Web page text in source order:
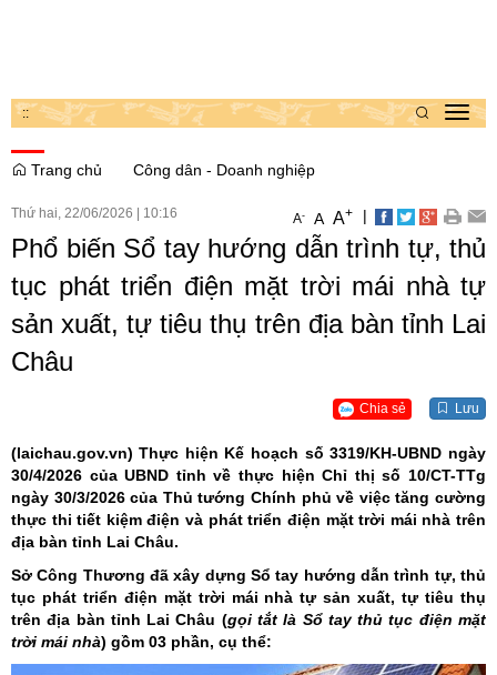
::
Trang chủ
Công dân - Doanh nghiệp
Thứ hai, 22/06/2026 10:16 A- A A+ |
Phổ biến Sổ tay hướng dẫn trình tự, thủ
tục phát triển điện mặt trời mái nhà tự
sản xuất, tự tiêu thụ trên địa bàn tỉnh Lai
Châu
Chia sẻ Lưu
(laichau.gov.vn) Thực hiện Kế hoạch số 3319/KH-UBND ngày
30/4/2026 của UBND tỉnh về thực hiện Chỉ thị số 10/CT-TTg
ngày 30/3/2026 của Thủ tướng Chính phủ về việc tăng cường
thực thi tiết kiệm điện và phát triển điện mặt trời mái nhà trên
địa bàn tỉnh Lai Châu.
Sở Công Thương đã xây dựng Sổ tay hướng dẫn trình tự, thủ
tục phát triển điện mặt trời mái nhà tự sản xuất, tự tiêu thụ
trên địa bàn tỉnh Lai Châu (gọi tắt là Sổ tay thủ tục điện mặt
trời mái nhà) gồm 03 phần, cụ thể: